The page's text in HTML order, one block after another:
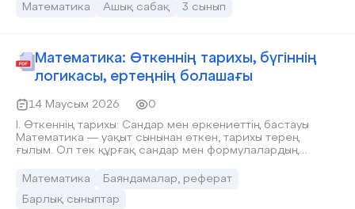
Математика Ашық сабақ 3 сынып
Математика: Өткеннің тарихы, бүгіннің
логикасы, ертеңнің болашағы
14 Маусым 2026
0
І. Өткеннің тарихы: Сандар мен өркениеттің бастауы
Математика — уақыт сынынан өткен, тарихы терең
ғылым. Ол тек құрғақ сандар мен формулалардың
Кешегі күнге көз жіберсек: Көне Мысыр
есептеулері, ежелгі Грекияның геометриялық
Математика
Баяндамалар, реферат
Барлық сыныптар